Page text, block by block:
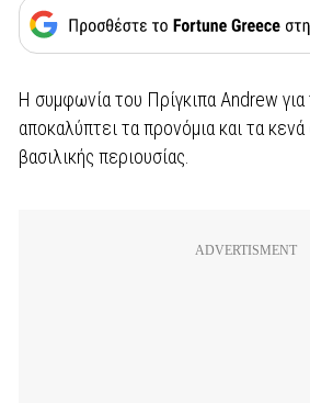
Η συμφωνία του Πρίγκιπα Andrew
αποκαλύπτει τα προνόμια και τα κενά
βασιλικής περιουσίας.